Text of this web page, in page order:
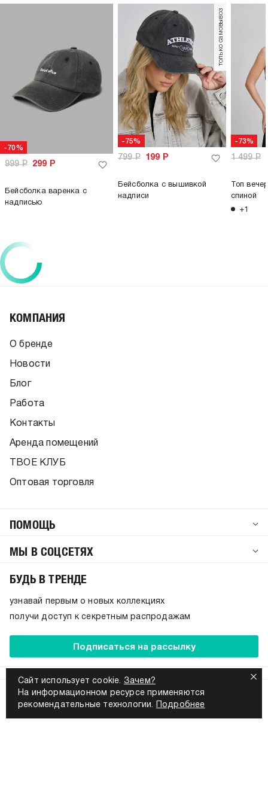
-70%
999Р 299 Р
Бейсболка варенка с
надписью
-75%
только самовывоз
799Р 199 Р
Бейсболка с вышивкой
надписи
-73%
1 499Р
Топ
спиной
+1
Сайт использует cookie. Зачем?
На информационном ресурсе применяются
рекомендательные технологии.
Подробнее
КОМПАНИЯ
О бренде
Новости
Блог
Работа
Контакты
Аренда помещений
ТВОЕ КЛУБ
Оптовая торговля
ПОМОЩЬ
МЫ В СОЦСЕТЯХ
БУДЬ В ТРЕНДЕ
узнавай первым о новых коллекциях
получи доступ
к секретным распродажам
Подписаться на рассылку
8 800 555-56-96